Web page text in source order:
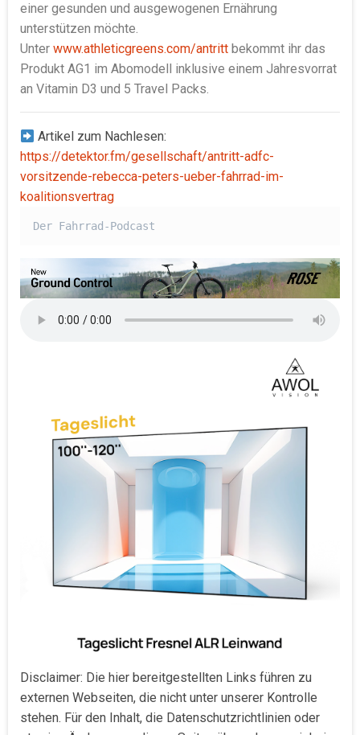
einer gesunden und ausgewogenen Ernährung
unterstützen möchte.
Unter www.athleticgreens.com/antritt bekommt ihr das
Produkt AG1 im Abomodell inklusive einem Jahresvorrat
an Vitamin D3 und 5 Travel Packs.
Artikel zum Nachlesen:
https://detektor.fm/gesellschaft/antritt-adfc-
vorsitzende-rebecca-peters-ueber-fahrrad-im-
koalitionsvertrag
Der Fahrrad-Podcast
Disclaimer: Die hier bereitgestellten Links führen zu
externen Webseiten, die nicht unter unserer Kontrolle
stehen. Für den Inhalt, die Datenschutzrichtlinien oder